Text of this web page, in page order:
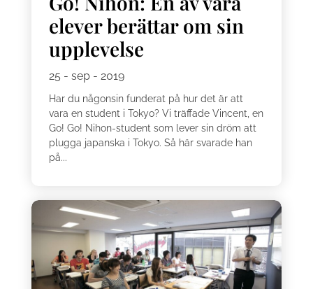
elever berättar om sin
upplevelse
25 - sep - 2019
Har du någonsin funderat på hur det är att
vara en student i Tokyo? Vi träffade Vincent, en
Go! Go! Nihon-student som lever sin dröm att
plugga japanska i Tokyo. Så här svarade han
på...